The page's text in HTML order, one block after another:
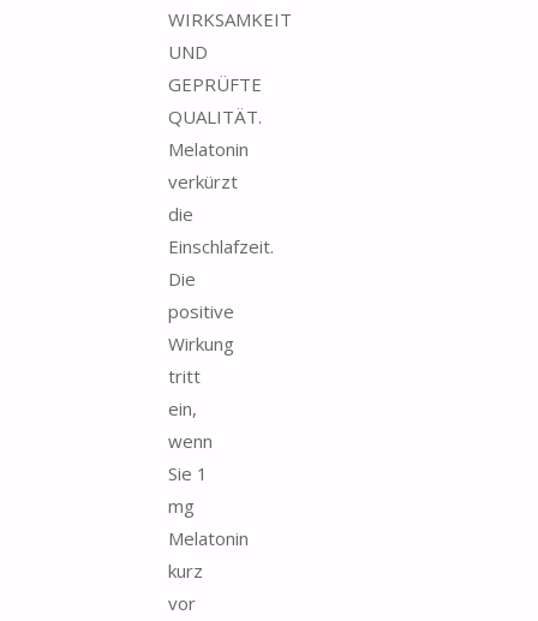
WIRKSAMKEIT
UND
GEPRÜFTE
QUALITÄT.
Melatonin
verkürzt
die
Einschlafzeit.
Die
positive
Wirkung
tritt
ein,
wenn
Sie 1
mg
Melatonin
kurz
vor